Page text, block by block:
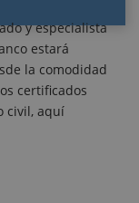
y especialista
estará
la comodidad
certificados
civil, aquí